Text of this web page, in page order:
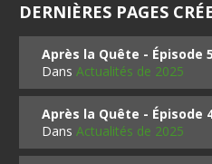
DERNIÈRES PAGES
Après la Quête - Épisode 5
DansActualités de 2025
Après la Quête - Épisode
DansActualités de 2025